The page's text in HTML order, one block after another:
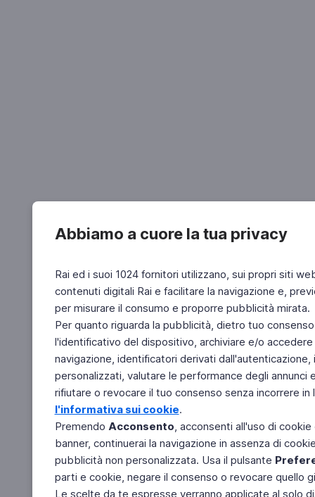
Abbiamo a cuore la tua privacy
Rai ed i suoi 1024 fornitori utilizzano, sui propri siti
contenuti digitali Rai e facilitare la navigazione e,
per misurare il consumo e proporre pubblicità mirata.
Per quanto riguarda la pubblicità, dietro tuo
l'identificativo del dispositivo, archiviare e/o
navigazione, identificatori derivati
personalizzati, valutare le performance degli
rifiutare o revocare il tuo consenso senza incorrere
l'informativa sui cookie.
Premendo Acconsento, acconsenti all'uso di
banner, continuerai la navigazione in assenza di
pubblicità non personalizzata. Usa il pulsante
parti e cookie, negare il consenso o revocare quello
Le scelte da te espresse verranno applicate al solo